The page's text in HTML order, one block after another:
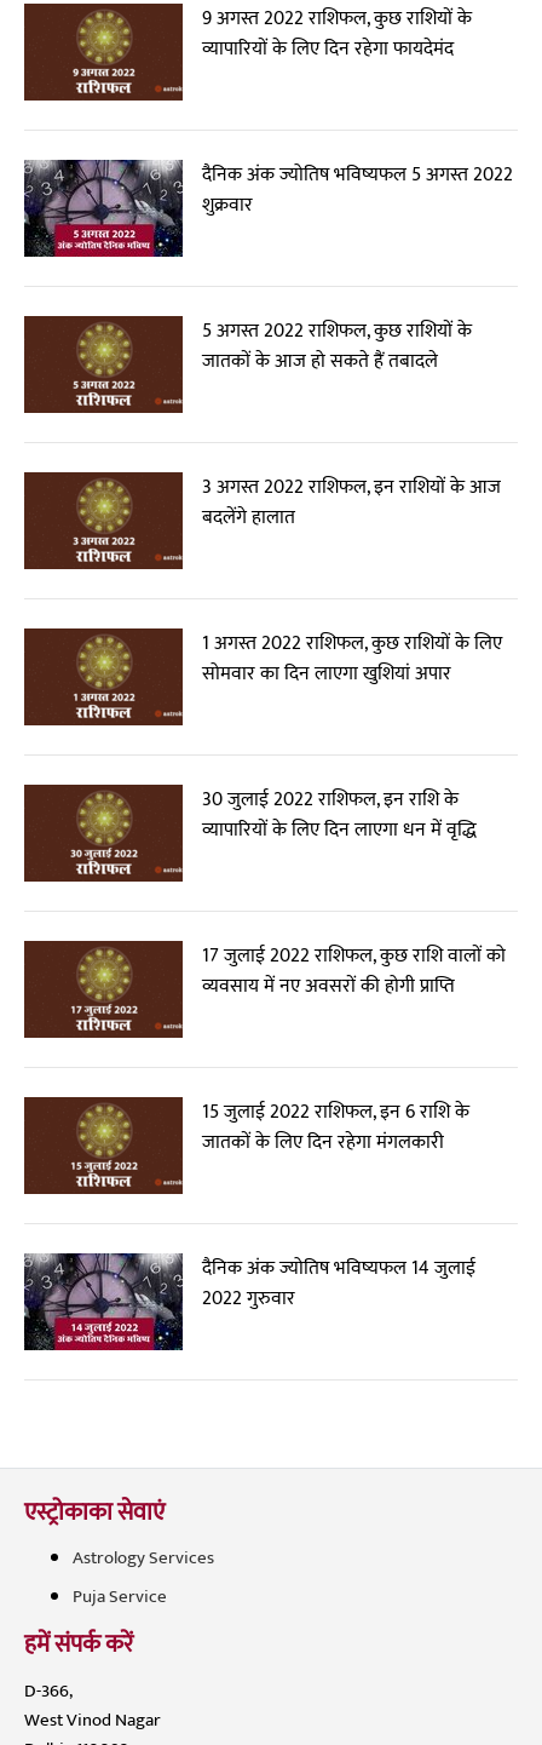
9 अगस्त 2022 राशिफल, कुछ राशियों के
व्यापारियों के लिए दिन रहेगा फायदेमंद
दैनिक अंक ज्योतिष भविष्यफल 5 अगस्त 2022
शुक्रवार
5 अगस्त 2022 राशिफल, कुछ राशियों के
जातकों के आज हो सकते हैं तबादले
3 अगस्त 2022 राशिफल, इन राशियों के आज
बदलेंगे हालात
1 अगस्त 2022 राशिफल, कुछ राशियों के लिए
सोमवार का दिन लाएगा खुशियां अपार
30 जुलाई 2022 राशिफल, इन राशि के
व्यापारियों के लिए दिन लाएगा धन में वृद्धि
17 जुलाई 2022 राशिफल, कुछ राशि वालों को
व्यवसाय में नए अवसरों की होगी प्राप्ति
15 जुलाई 2022 राशिफल, इन 6 राशि के
जातकों के लिए दिन रहेगा मंगलकारी
दैनिक अंक ज्योतिष भविष्यफल 14 जुलाई
2022 गुरुवार
एस्ट्रोकाका सेवाएं
Astrology Services
Puja Service
हमें संपर्क करें
D-366,
West Vinod Nagar